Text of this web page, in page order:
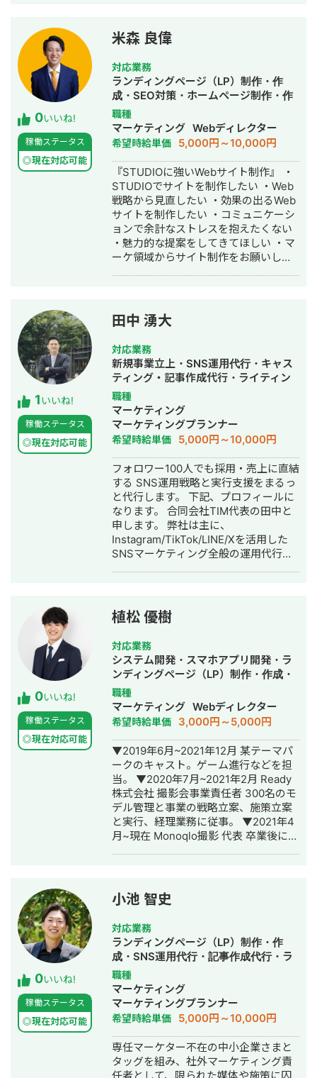
記事：金融記事、人事記事 その他：フ
ロー図・組織図・提案資料のビジュア
ル化 AI使用可：Gensparkをはじめと
するAIツールの使用経験があります。
対応エリア・連絡方法 オンライン： 全
国どこでも対応（Zoom / Google Meet
/ チャット） 対面： 交通費をご負担い
ただける場合、全国対応可能 📩 まずは
お気軽にメッセージをお送りくださ
い。 「どんな相談ができますか？」と
いう問い合わせだけでも大歓迎です。
初回は状況をお聞きするだけのご相談
も承ります。
YouTube100万人登録 ・美容系クリニ
ックYouTube約3万人登録 →集客率
200％UP ・発達療育instagram売上
100％UP ・YouTube動画100万再生 ・
総SNSコンサル50件以上 ③具体的に
行っていること ・SNSを使用した集客
導線設計 ・SNSアカウント集客(採用)
設計 ・動画や画像コンテンツ生成 ・コ
ンテンツ企画立案 ・コンテンツ台本作
成 ・サムネイル画像作成 ・動画制作、
編集 ・アナリティクス分析
0いいね!
稼働ステータス
◎現在対応可能
米森 良偉
対応業務
ランディングページ（LP）制作・作
成・SEO対策・ホームページ制作・作
成・動画制作・動画編集
職種
マーケティング Webディレクター
希望時給単価 5,000円～10,000円
『STUDIOに強いWebサイト制作』 ・
STUDIOでサイトを制作したい ・Web
戦略から見直したい ・効果の出るWeb
サイトを制作したい ・コミュニケーシ
ョンで余計なストレスを抱えたくない
・魅力的な提案をしてきてほしい ・マ
ーケ領域からサイト制作をお願いした
Webサイト制作で、集客に貢献するサ
イトを作成します。 他社との違い ・累
計200社以上のWebマーケティングを
支援 ・集客できるサイト設計のガイド
ラインを持っている ・倍率30倍以上の
厳しい選考基準で品質を担保 ・365日
対応可能なサポート体制を実現 ・制作
だけでなく戦略・設計・運用・改善ま
で対応 ・自社がSEO・MEO・SNSで集
客活動 ・営業マンを雇用せず品質向上
に注力 会社概要
https://regalonico.com キャリア Web
業界 7年目 Web制作会社3年勤務
⇨2021年独立開業⇨2022年法人化
2024年4月 STUDIOエキスパートシル
バーパートナー加盟 メールアドレス
r.yonemori@regalonico.com 米森直通
070-8467-5366
1いいね!
稼働ステータス
◎現在対応可能
田中 湧大
対応業務
新規事業立上・SNS運用代行・キャス
ティング・記事作成代行・ライティン
グ・バナー制作・デザイン・オウンド
メディア制作・構築・運用代行・動画
制作・動画編集・採用代行
職種
マーケティング
マーケティングプランナー
希望時給単価 5,000円～10,000円
フォロワー100人でも採用・売上に直結
する SNS運用戦略と実行支援をまるっ
と代行します。 下記、プロフィールに
なります。 合同会社TIM代表の田中と
申します。 弊社は主に、
Instagram/TikTok/LINE/Xを活用した
SNSマーケティング全般の運用代行事
レクターとして活動 2024年〜 合同
会社TIM アカウントプランナー(現任)
弊社の事業内容と実績をまとめており
ます。 ナショナルクライアントから中
小企業まで幅広く対応実績がありま
す。 ●事業内容 ・SNS運用代行 ・
SNSメディア構築、運営 ・SNSコンサ
ルティング ●運用実績まとめ ▶︎不動
産・住宅メディア運用 運用1年6ヶ月で
合計20件の注文住宅の成約獲得 ▶︎採用
ジャンル 薬学系企業様の新卒採用アカ
ウント 運用6ヶ月: フォロワー400人で
Instagram経由の 新卒エ
ントリー者60名以上獲得 社会的養護施
設の施設職員採用アカウント 運用1年:
フォロワー3000人でInstagram経由の
会員登録者40名以上獲得 ▶︎
バストアップメディア 運用6ヶ月: フォ
導Live→新規来店で150万以上の売り上
げ獲得 ▶︎大手食品メーカー公式アカウ
ント 運用6ヶ月: フォロワー3000→1.5
万人 キャンペーン企画＋広告運用＋ク
リエイティブの改善により フォロワー
数の大幅獲得に成功 ▶︎ダイエットレシ
ピ系メディア アフィリエイトで月
100〜150万の売り上げ獲得 ▶︎暮らし系
メディア アフィリエイトで月100万の
売り上げ獲得 ▶︎大手カフェチェーンの
公式アカウント プロモーション目的の
リール動画再生回数：約60万回再生獲
得 キャンペーン企画＋広告運用＋クリ
0いいね!
稼働ステータス
◎現在対応可能
植松 優樹
対応業務
システム開発・スマホアプリ開発・ラ
ンディングページ（LP）制作・作成・
ECサイト構築・ネットショップ作成代
行・SNS運用代行・ホームページ制
作・作成・動画制作・動画編集
職種
マーケティング Webディレクター
希望時給単価 3,000円～5,000円
▼2019年6月~2021年12月 某テーマパ
ークのキャスト。ゲーム進行などを担
当。 ▼2020年7月~2021年2月 Ready
株式会社 撮影会事業責任者 300名のモ
デル管理と事業の戦略立案、施策立案
と実行、経理業務に従事。 ▼2021年4
月~現在 Monoqlo撮影 代表 卒業後に2
に就任。 ▼2021年8月~ 個人で業務シ
ステム/MAシステムを1名体制で開発
し、中小企業向けにソリューション営
業。 ▼2021年8月~2022年1月 ・医療
特化コンサル企業 美容クリニック2ア
カウント/歯科2アカウントのInstagram
運用代行業務に従事。 ▼2023年1月
~2024年3月 医療機関向け商材を取り
扱う通販企業にてCOOとして事業立ち
上げフェーズを経験。 ▼2024年6月
~2024年11月 フリーランスとして、一
部上場企業の塾/老舗食品メーカー/自動
車メーカーのSNSマーケティングに従
0いいね!
稼働ステータス
◎現在対応可能
小池 智史
対応業務
ランディングページ（LP）制作・作
成・SNS運用代行・記事作成代行・ラ
イティング・ホームページ制作・作
成・バナー制作・デザイン・ロゴデザ
イン・作成・リスティング広告運用代
行・動画制作・動画編集・AI活用
職種
マーケティング
マーケティングプランナー
希望時給単価 5,000円～10,000円
専任マーケター不在の中小企業さまと
タッグを組み、社外マーケティング責